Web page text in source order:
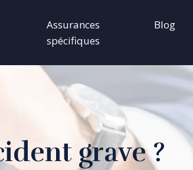
Assurances
spécifiques
Blog
grave ?